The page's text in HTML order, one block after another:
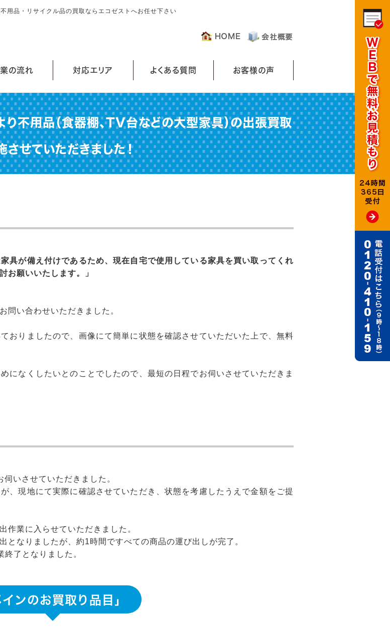
用品・リサイクル品の買取ならエコゼストへお任せ下さい
の流れ 対応エリア よくある質問 お客様の声
不用品（食器棚、TV台などの大型家具）の出張買取
させていただきました！
具が備え付けであるため、現在自宅で使用している家具を買い取ってくれ
お願いいたします。」
問い合わせいただきました。
おりましたので、画像にて簡単に状態を確認させていただいた上で、無料
になくしたいとのことでしたので、最短の日程でお伺いさせていただきま
いさせていただきました。
、現地にて実際に確認させていただき、状態を考慮したうえで金額をご提
作業に入らせていただきました。
となりましたが、約1時間ですべての商品の運び出しが完了。
了となりました。
インのお買取り品目」